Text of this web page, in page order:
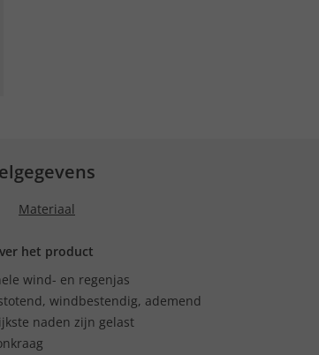
Materiaal
het product
wind- en regenjas
windbestendig, ademend
naden zijn gelast